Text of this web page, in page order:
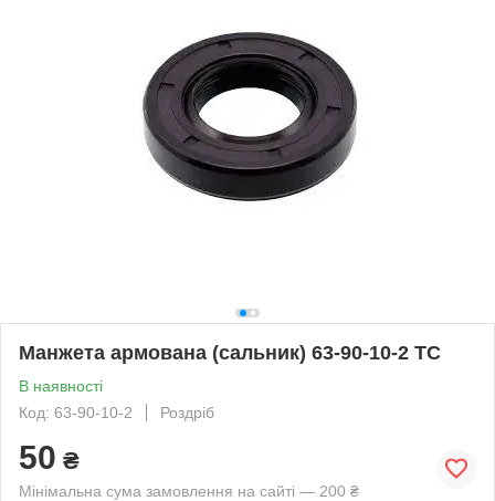
Манжета армована (сальник) 63-90-10-2 TC
В наявності
Код: 63-90-10-2
Роздріб
50 ₴
Мінімальна сума замовлення на сайті — 200 ₴